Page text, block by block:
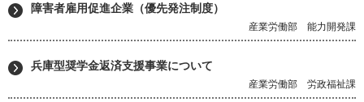
障害者雇用促進企業（優先発注制度）
産業労働部 能力開発課
兵庫型奨学金返済支援事業について
産業労働部 労政福祉課